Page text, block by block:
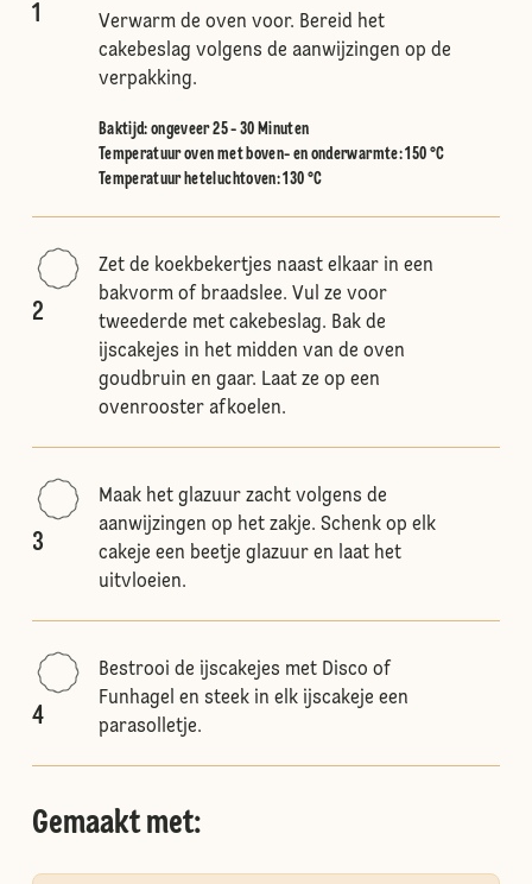
1
Verwarm de oven voor. Bereid het
cakebeslag volgens de aanwijzingen op de
verpakking.
Baktijd: ongeveer 25 - 30 Minuten
Temperatuur oven met boven- en onderwarmte:150 °C
Temperatuur heteluchtoven:130 °C
2
Zet de koekbekertjes naast elkaar in een
bakvorm of braadslee. Vul ze voor
tweederde met cakebeslag. Bak de
ijscakejes in het midden van de oven
goudbruin en gaar. Laat ze op een
ovenrooster afkoelen.
3
Maak het glazuur zacht volgens de
aanwijzingen op het zakje. Schenk op elk
cakeje een beetje glazuur en laat het
uitvloeien.
4
Bestrooi de ijscakejes met Disco of
Funhagel en steek in elk ijscakeje een
parasolletje.
Gemaakt met: